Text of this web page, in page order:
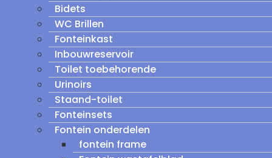
Bidets
WC Brillen
Fonteinkast
Inbouwreservoir
Toilet toebehorende
Urinoirs
Staand-toilet
Fonteinsets
Fontein onderdelen
fontein frame